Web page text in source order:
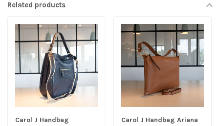
Related products
Carol J Handbag
Carol J Handbag Ariana